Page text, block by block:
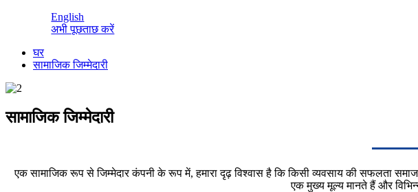
English
अभी पूछताछ करें
घर
सामाजिक जिम्मेदारी
सामाजिक जिम्मेदारी
एक सामाजिक रूप से जिम्मेदार कंपनी के रूप में, हमारा दृढ़ विश्वास है कि किसी व्यवसाय की सफलता
एक मुख्य मूल्य मानते हैं और